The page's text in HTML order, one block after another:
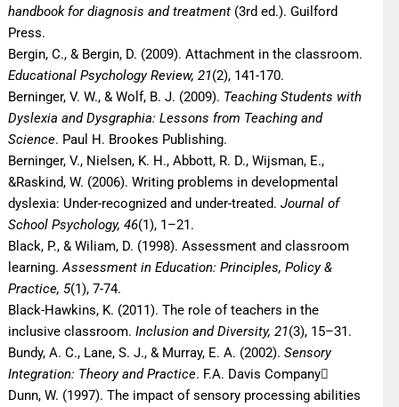
handbook for diagnosis and treatment (3rd ed.). Guilford
Press.
Bergin, C., & Bergin, D. (2009). Attachment in the classroom.
Educational Psychology Review, 21(2), 141-170.
Berninger, V. W., & Wolf, B. J. (2009). Teaching Students with
Dyslexia and Dysgraphia: Lessons from Teaching and
Science. Paul H. Brookes Publishing.
Berninger, V., Nielsen, K. H., Abbott, R. D., Wijsman, E.,
&Raskind, W. (2006). Writing problems in developmental
dyslexia: Under-recognized and under-treated.Journal of
School Psychology, 46(1), 1–21.
Black, P., & Wiliam, D. (1998). Assessment and classroom
learning.Assessment in Education: Principles, Policy &
Practice, 5(1), 7-74.
Black-Hawkins, K. (2011). The role of teachers in the
inclusive classroom.Inclusion and Diversity, 21(3), 15–31.
Bundy, A. C., Lane, S. J., & Murray, E. A. (2002).Sensory
Integration: Theory and Practice. F.A. Davis Company
Dunn, W. (1997). The impact of sensory processing abilities